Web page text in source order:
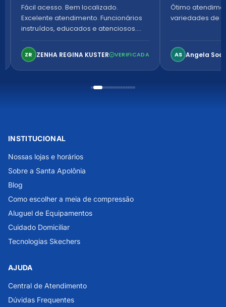
Fácil acesso. Bem localizado.
Excelente atendimento. Funcionários
instruídos, educados e atenciosos.
confortável. Perfeito!
ZR ZENHA REGINA KUSTER VERIFICADA
Ótimo
variedades de
AS Angela
INSTITUCIONAL
Nossas lojas e horários
Sobre a Santa Apolônia
Blog
Como escolher a meia de compressão
Aluguel de Equipamentos
Cuidado Domiciliar
Tecnologias Skechers
AJUDA
Central de Atendimento
Dúvidas Frequentes